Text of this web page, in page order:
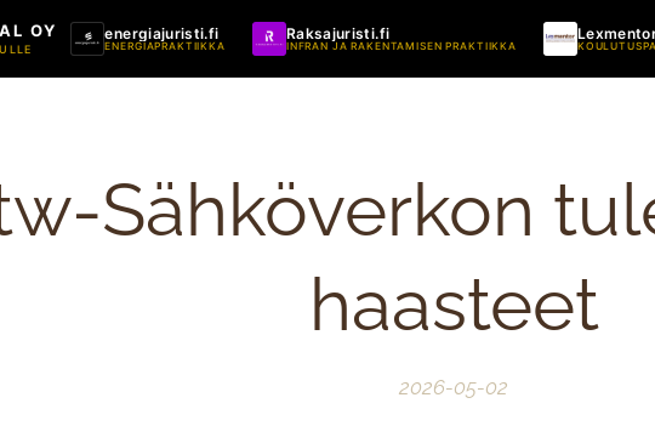
OY energiajuristi.fi
ENERGIAPRAKTIIKKA
Raksajuristi.fi
INFRAN JA RAKENTAMISEN PRAKTIIKKA
Sähköverkon
haasteet
2026-05-02